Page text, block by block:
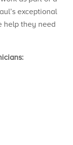
exceptional
help they need